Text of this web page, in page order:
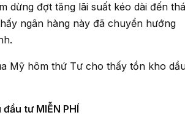
ngân hàng này đã chuyển hướng
tư MIỄN PHÍ